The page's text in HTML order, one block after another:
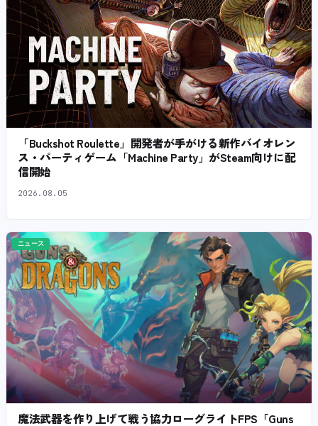
「Buckshot Roulette」開発者が手がける新作バイオレン
ス・パーティゲーム「Machine Party」がSteam向けに配
信開始
2026.08.05
ニュース
魔法武器を作り上げて戦う協力ローグライトFPS「Guns